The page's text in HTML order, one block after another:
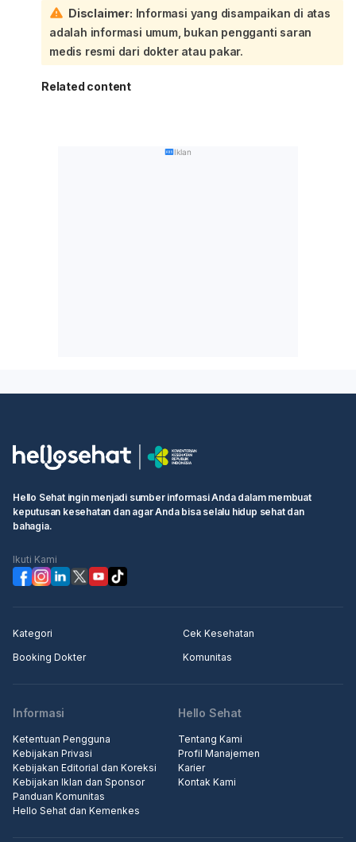
Disclaimer: Informasi yang disampaikan di atas
adalah informasi umum, bukan pengganti saran
medis resmi dari dokter atau pakar.
Related content
Iklan
Hello Sehat ingin menjadi sumber informasi Anda dalam membuat
keputusan kesehatan dan agar Anda bisa selalu hidup sehat dan
bahagia.
Ikuti Kami
Kategori
Cek Kesehatan
Booking Dokter
Komunitas
Informasi
Ketentuan Pengguna
Kebijakan Privasi
Kebijakan Editorial dan Koreksi
Kebijakan Iklan dan Sponsor
Panduan Komunitas
Hello Sehat dan Kemenkes
Hello Sehat
Tentang Kami
Profil Manajemen
Karier
Kontak Kami